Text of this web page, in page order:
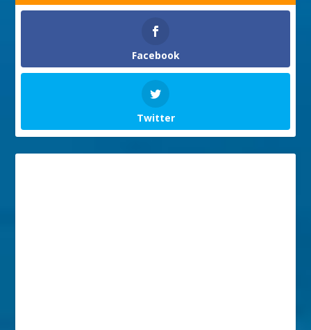
Facebook
Twitter